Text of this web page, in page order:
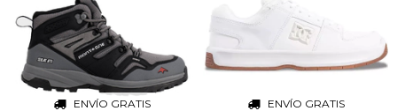
ENVÍO GRATIS ENVÍO GRATIS